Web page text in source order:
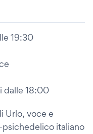
19:30
dalle 18:00
Urlo, voce e
italiano